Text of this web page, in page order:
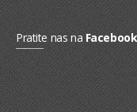
BOMBONJERE I
MALE COKOLADE I
KEKSOVI
KEKS STRUDLE
Pratite nas na